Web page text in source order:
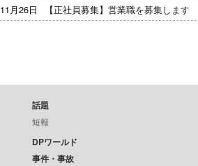
11月26日 【正社員募集】営業職を募集します
話題
短報
DPワールド
事件・事故